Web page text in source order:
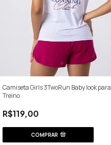
Camiseta Girls 3TwoRun Baby look para
Treino
R$119,00
COMPRAR